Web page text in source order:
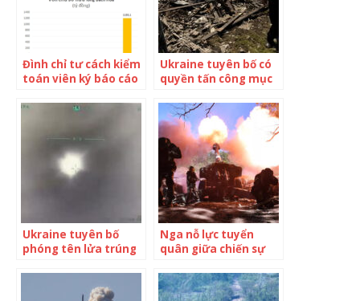
Đình chỉ tư cách kiểm
toán viên ký báo cáo
ty liên quan đến Tân
Ukraine tuyên bố có
quyền tấn công mục
Ukraine tuyên bố
phóng tên lửa trúng
Nga nỗ lực tuyển
quân giữa chiến sự